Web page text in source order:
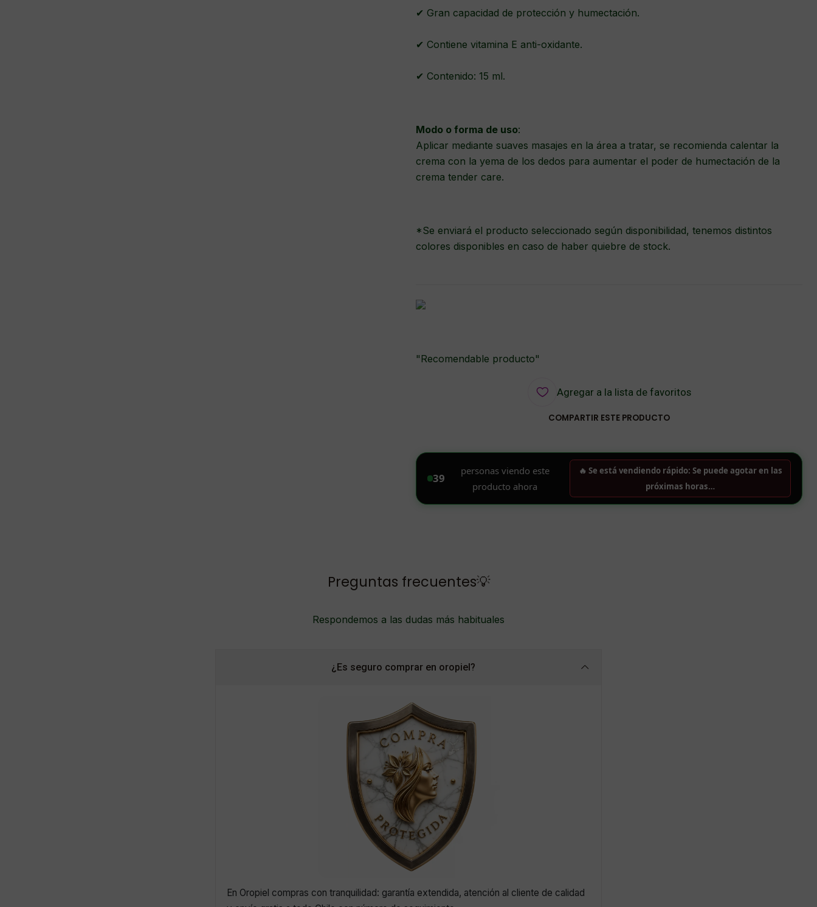
✔ Gran capacidad de protección y humectación.
✔ Contiene vitamina E anti-oxidante.
✔ Contenido: 15 ml.
Modo o forma de uso:
Aplicar mediante suaves masajes en la área a tratar, se recomienda calentar la
crema con la yema de los dedos para aumentar el poder de humectación de la
crema tender care.
*Se enviará el producto seleccionado según disponibilidad, tenemos distintos
colores disponibles en caso de haber quiebre de stock.
"Recomendable producto"
Agregar a la lista de favoritos
COMPARTIR ESTE PRODUCTO
Preguntas frecuentes💡
Respondemos a las dudas más habituales
¿Es seguro comprar en oropiel?
En Oropiel compras con tranquilidad: garantía extendida, atención al cliente de calidad